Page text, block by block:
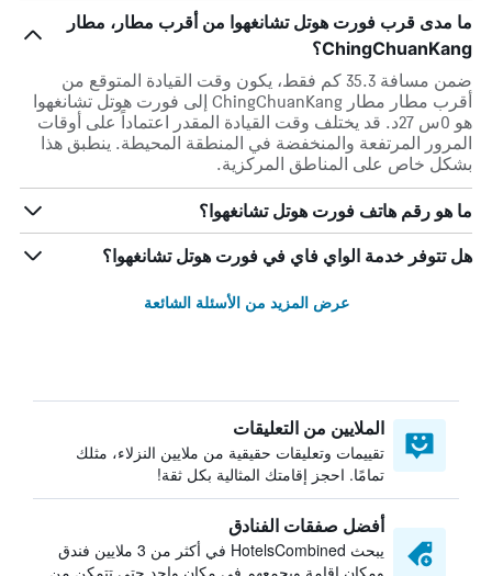
ما مدى قرب فورت هوتل تشانغهوا من أقرب مطار، مطار
ChingChuanKang؟
ضمن مسافة 35.3 كم فقط، يكون وقت القيادة المتوقع من
أقرب مطار مطار ChingChuanKang إلى فورت هوتل تشانغهوا
هو 0س 27د. قد يختلف وقت القيادة المقدر اعتماداً على أوقات
المرور المرتفعة والمنخفضة في المنطقة المحيطة. ينطبق هذا
بشكل خاص على المناطق المركزية.
ما هو رقم هاتف فورت هوتل تشانغهوا؟
هل تتوفر خدمة الواي فاي في فورت هوتل تشانغهوا؟
عرض المزيد من الأسئلة الشائعة
الملايين من التعليقات
تقييمات وتعليقات حقيقية من ملايين النزلاء، مثلك
تمامًا. احجز إقامتك المثالية بكل ثقة!
أفضل صفقات الفنادق
يبحث HotelsCombined في أكثر من 3 ملايين فندق
ومكان إقامة ويجمعهم في مكان واحد حتى تتمكن من